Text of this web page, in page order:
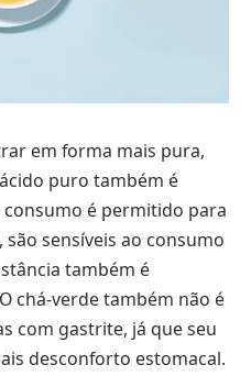
em forma mais pura,
puro também é
é permitido para
sensíveis ao consumo
também é
chá-verde também não é
com gastrite, já que seu
desconforto estomacal.